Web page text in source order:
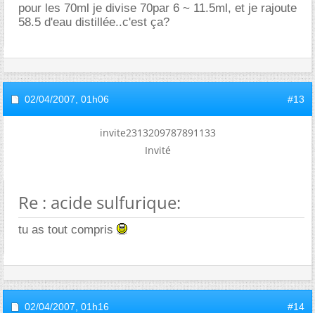
pour les 70ml je divise 70par 6 ~ 11.5ml, et je rajoute
58.5 d'eau distillée..c'est ça?
02/04/2007, 01h06 #13
invite2313209787891133
Invité
Re : acide sulfurique:
tu as tout compris
02/04/2007, 01h16 #14